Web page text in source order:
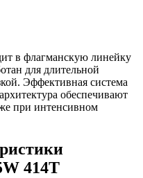
в флагманскую линейку
для длительной
Эффективная система
обеспечивают
при интенсивном
414T